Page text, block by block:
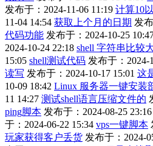
发布于：2024-11-06 11:19 计算10
11-04 14:54 获取上个月的日期 发
代码功能 发布于：2024-10-25
2024-10-24 22:18 shell 字符串比较
15:05 shell测试代码 发布于：2024-
读写 发布于：2024-10-17 15:01 这
10-09 18:42 Linux 服务器一键安装
11 14:27 测试shell语言压缩文件的
ping脚本 发布于：2024-08-25 23:16
于：2024-06-22 15:34 vps一键脚本
玩家获得客户丢货 发布于：2024-